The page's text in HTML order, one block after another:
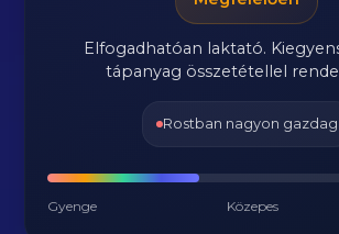
Elfogadhatóan laktató.
tápanyag összetétellel
Rostban nagyon gazdag
Gyenge Közepes